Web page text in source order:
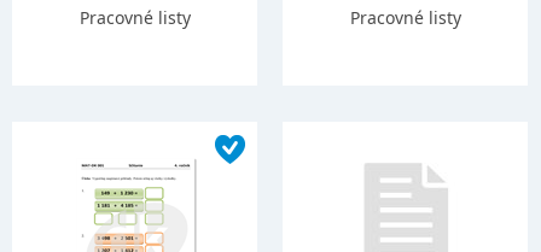
Pracovné listy
Pracovné listy